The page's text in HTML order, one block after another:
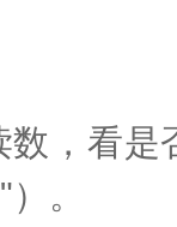
，看是
。